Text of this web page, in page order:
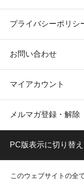
プライバシーポリシ
お問い合わせ
マイアカウント
メルマガ登録・解除
PC版表示に切り替
このウェブサイトの全